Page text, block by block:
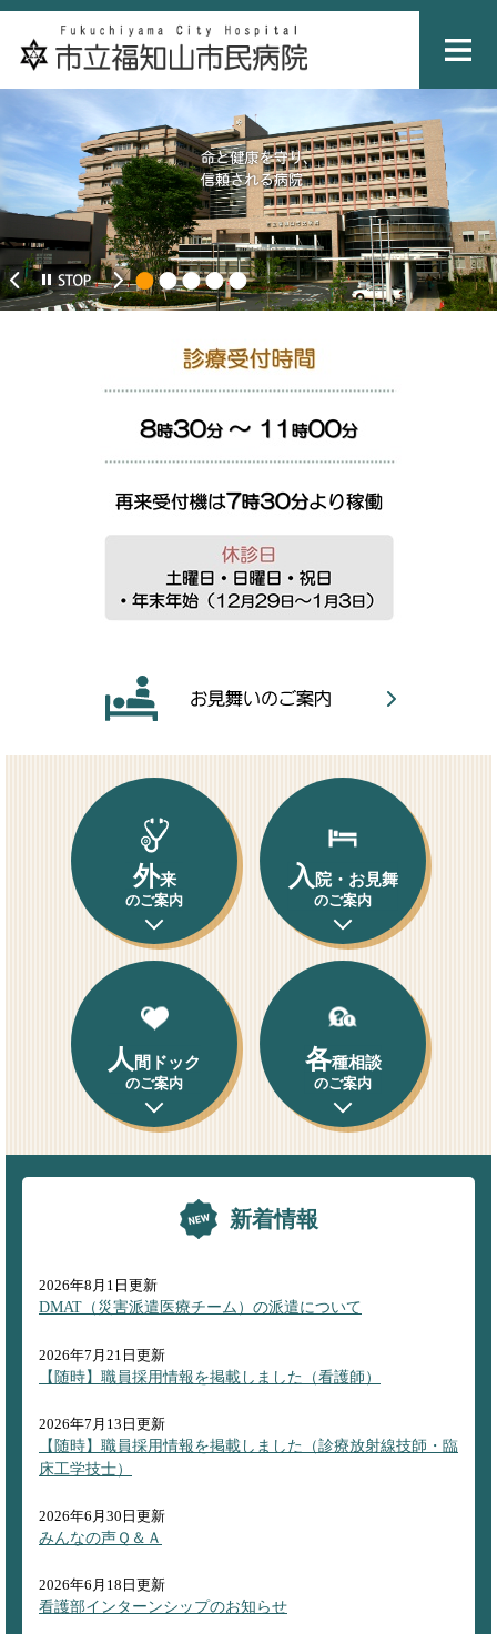
ペ
す
。
メ
し
て
文
へ
外来
のご案内
入 院・お見舞
のご案内
人 間ドック
のご案内
各種相談
のご案内
新着情報
2026年8月1日更新
DMAT（災害派遣医療チーム）の派遣について
2026年7月21日更新
【随時】職員採用情報を掲載しました（看護師）
2026年7月13日更新
【随時】職員採用情報を掲載しました（診療放射線技師・臨
床工学技士）
2026年6月30日更新
みんなの声Ｑ＆Ａ
2026年6月18日更新
看護部インターンシップのお知らせ